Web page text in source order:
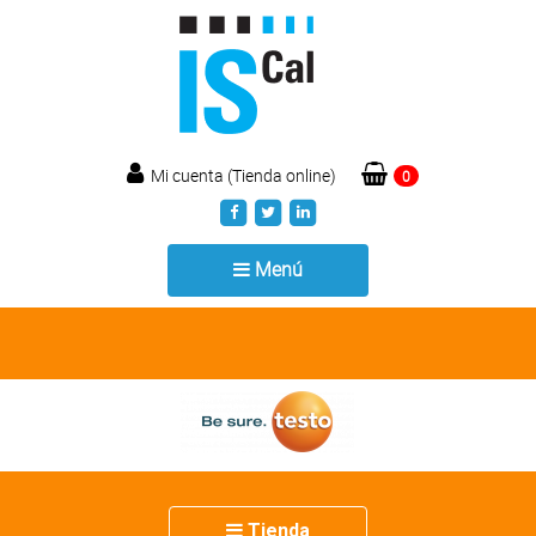
Mi cuenta (Tienda online) 0
Menú
navigation
Tienda